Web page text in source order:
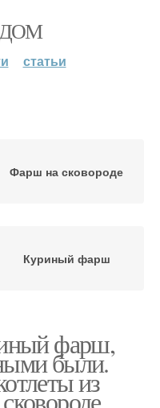
статьи
Фарш на сковороде
Куриный фарш
фарш,
были.
из